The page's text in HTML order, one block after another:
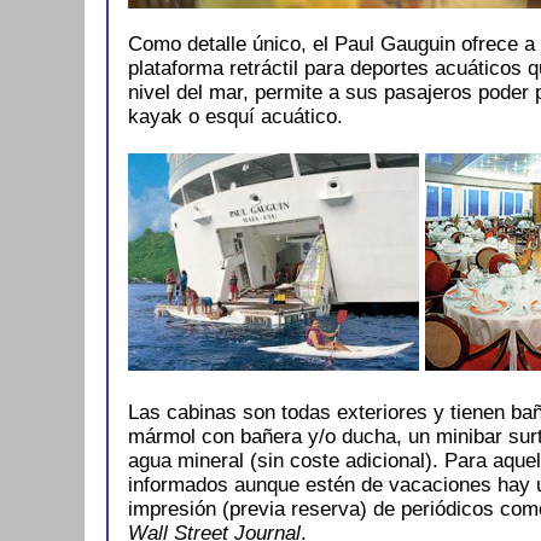
Como detalle único, el Paul Gauguin ofrece
plataforma retráctil para deportes acuáticos
nivel del mar, permite a sus pasajeros poder
kayak o esquí acuático.
Las cabinas son todas exteriores y tienen
mármol con bañera y/o ducha, un minibar
agua mineral (sin coste adicional). Para
informados aunque estén de vacaciones hay
impresión (previa reserva) de periódicos
Wall Street Journal.